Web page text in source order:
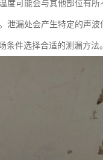
可能会与其他部位有所
漏处会产生特定的声波
件选择合适的测漏方法。